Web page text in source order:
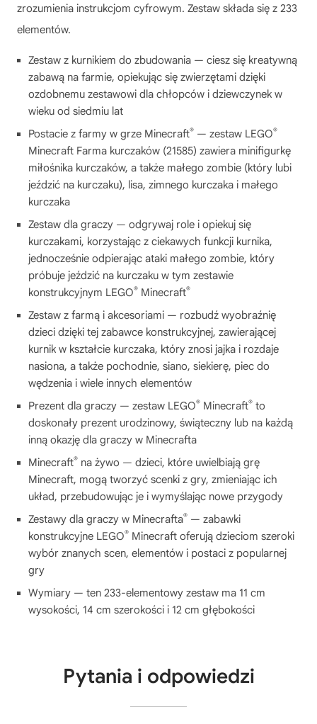
zrozumienia instrukcjom cyfrowym. Zestaw składa się z 233
elementów.
Zestaw z kurnikiem do zbudowania — ciesz się kreatywną
zabawą na farmie, opiekując się zwierzętami dzięki
ozdobnemu zestawowi dla chłopców i dziewczynek w
wieku od siedmiu lat
Postacie z farmy w grze Minecraft® — zestaw LEGO®
Minecraft Farma kurczaków (21585) zawiera minifigurkę
miłośnika kurczaków, a także małego zombie (który lubi
jeździć na kurczaku), lisa, zimnego kurczaka i małego
kurczaka
Zestaw dla graczy — odgrywaj role i opiekuj się
kurczakami, korzystając z ciekawych funkcji kurnika,
jednocześnie odpierając ataki małego zombie, który
próbuje jeździć na kurczaku w tym zestawie
konstrukcyjnym LEGO® Minecraft®
Zestaw z farmą i akcesoriami — rozbudź wyobraźnię
dzieci dzięki tej zabawce konstrukcyjnej, zawierającej
kurnik w kształcie kurczaka, który znosi jajka i rozdaje
nasiona, a także pochodnie, siano, siekierę, piec do
wędzenia i wiele innych elementów
Prezent dla graczy — zestaw LEGO® Minecraft® to
doskonały prezent urodzinowy, świąteczny lub na każdą
inną okazję dla graczy w Minecrafta
Minecraft® na żywo — dzieci, które uwielbiają grę
Minecraft, mogą tworzyć scenki z gry, zmieniając ich
układ, przebudowując je i wymyślając nowe przygody
Zestawy dla graczy w Minecrafta® — zabawki
konstrukcyjne LEGO® Minecraft oferują dzieciom szeroki
wybór znanych scen, elementów i postaci z popularnej
gry
Wymiary — ten 233-elementowy zestaw ma 11 cm
wysokości, 14 cm szerokości i 12 cm głębokości
Pytania i odpowiedzi